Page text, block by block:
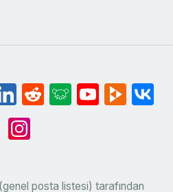
posta listesi) tarafından